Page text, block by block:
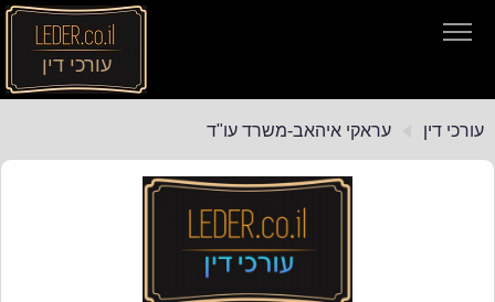
עורכי דין
עורכי דין
עורכי דין עראקי איהאב-משרד עו"ד